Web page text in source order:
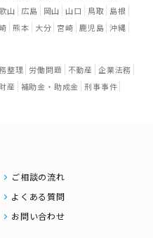
山 広島 岡山 山口 鳥取
島根
熊本 大分 宮崎 鹿児島 沖縄
整理 労働問題 不動産 企業法務
産 補助金・助成金 刑事事件
ご相談の流れ
よくある質問
お問い合わせ